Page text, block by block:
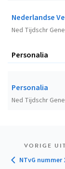
Nederlandse
Ned Tijdschr
Personalia
Personalia
Ned Tijdschr
VORIGE
NTvG nummer